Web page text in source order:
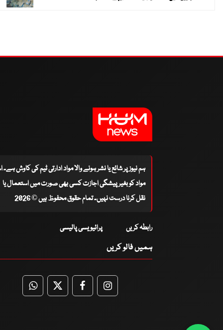
ہم نیوز پر شائع یا نشر ہونے والا مواد ادارتی ٹیم کی کاوش
مواد کو بغیر پیشگی اجازت کسی بھی صورت میں استعمال یا
نقل کرنا درست نہیں۔ تمام حقوق محفوظ ہیں © 2026
رابطہ کریں پرائیویسی پالیسی
ہمیں فالو کریں
WhatsApp
TwitterFacebookFacebook